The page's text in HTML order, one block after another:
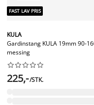
FAST LAV PRIS
KULA
Gardinstang KULA 19mm 90-
messing






225,-/STK.